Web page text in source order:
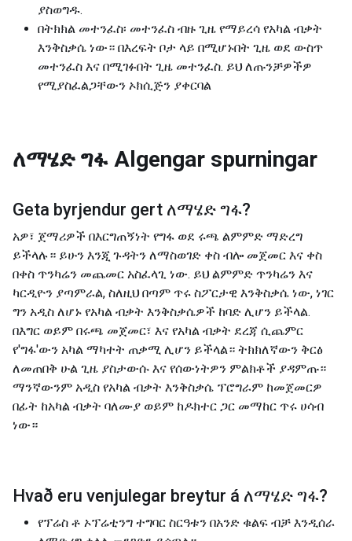
ያስወግዱ.
በትክክል መተንፈስ፡ መተንፈስ ብዙ ጊዜ የማይረሳ የአካል ብቃት
እንቅስቃሴ ነው። በእረፍት ቦታ ላይ በሚሆኑበት ጊዜ ወደ ውስጥ
መተንፈስ እና በሚገፉበት ጊዜ መተንፈስ. ይህ ለጡንቻዎችዎ
የሚያስፈልጋቸውን ኦክሲጅን ያቀርባል
ለማሄድ ግፋ Algengar spurningar
Geta byrjendur gert ለማሄድ ግፋ?
አዎ፣ ጀማሪዎች በእርግጠኝነት የግፋ ወደ ሩጫ ልምምድ ማድረግ
ይችላሉ። ይሁን እንጂ ጉዳትን ለማስወገድ ቀስ ብሎ መጀመር እና ቀስ
በቀስ ጥንካሬን መጨመር አስፈላጊ ነው. ይህ ልምምድ ጥንካሬን እና
ካርዲዮን ያጣምራል, ስለዚህ በጣም ጥሩ ስፖርታዊ እንቅስቃሴ ነው, ነገር
ግን አዲስ ለሆኑ የአካል ብቃት እንቅስቃሴዎች ከባድ ሊሆን ይችላል.
በእግር ወይም በሩጫ መጀመር፣ እና የአካል ብቃት ደረጃ ሲጨምር
የ'ግፋ'ውን አካል ማካተት ጠቃሚ ሊሆን ይችላል። ትክክለኛውን ቅርፅ
ለመጠበቅ ሁል ጊዜ ያስታውሱ እና የሰውነትዎን ምልክቶች ያዳምጡ።
ማንኛውንም አዲስ የአካል ብቃት እንቅስቃሴ ፕሮግራም ከመጀመርዎ
በፊት ከአካል ብቃት ባለሙያ ወይም ከዶክተር ጋር መማከር ጥሩ ሀሳብ
ነው።
Hvað eru venjulegar breytur á ለማሄድ ግፋ?
የፕሬስ ቶ ኦፕሬቲንግ ተግባር ስርዓቱን በአንድ ቁልፍ ብቻ እንዲሰራ